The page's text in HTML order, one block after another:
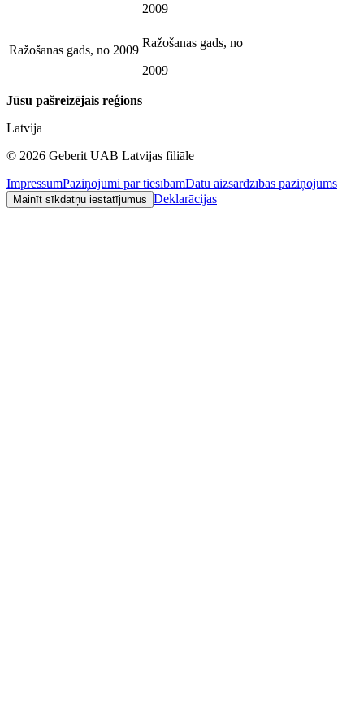
2009
Ražošanas gads, no 2009
Ražošanas gads, no
2009
Jūsu pašreizējais reģions
Latvija
© 2026 Geberit UAB Latvijas filiāle
ImpressumPaziņojumi par tiesībāmDatu aizsardzības paziņojums
Mainīt sīkdatņu iestatījumus Deklarācijas